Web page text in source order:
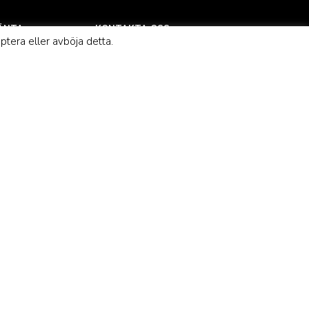
och
KONTAKTA OSS
kundservice@morganmadison.se
eller avböja detta.